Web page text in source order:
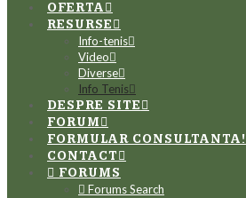
OFERTA
RESURSE
Info-tenis
Video
Diverse
Info Tenis
DESPRE SITE
FORUM
FORMULAR CONSULTANTA!
CONTACT
FORUMS
Forums Search